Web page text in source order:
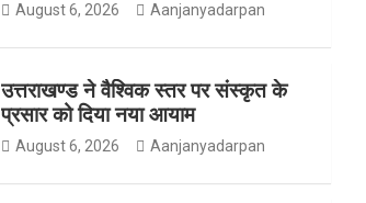
o g e
August 6, 2026 Aanjanyadarpan
उत्तराखण्ड ने वैश्विक स्तर पर संस्कृत के
प्रसार को दिया नया आयाम
August 6, 2026 Aanjanyadarpan